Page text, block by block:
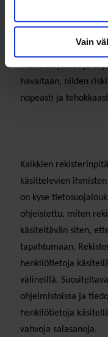
Vain
menettelytavat ja
havaitaan, niiden
nopeasti ja
Kaikkien
käsittelevien
on kyse
ohjeistettu, miten
käsiteltävän siten,
tapahtumaan.
henkilötietoja
välineillä.
ohjelmistoissa ja
henkilötietoja
vahvoja salasanoja.